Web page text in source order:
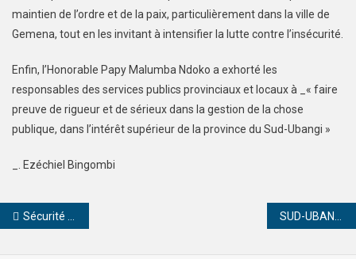
maintien de l’ordre et de la paix, particulièrement dans la ville de
Gemena, tout en les invitant à intensifier la lutte contre l’insécurité.
Enfin, l’Honorable Papy Malumba Ndoko a exhorté les
responsables des services publics provinciaux et locaux à _« faire
preuve de rigueur et de sérieux dans la gestion de la chose
publique, dans l’intérêt supérieur de la province du Sud-Ubangi »
_. Ezéchiel Bingombi
Sécurité sanitaire des aliments : Le CGEA/CREN-K au cœur de la transition « du fardeau aux solutions »